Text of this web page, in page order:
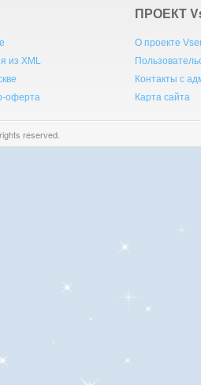
из XML
оферта
ПРОЕКТ V
О проекте
Контакты с
Карта сайта
reserved.